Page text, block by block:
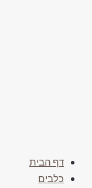
דף הבית
כלבים